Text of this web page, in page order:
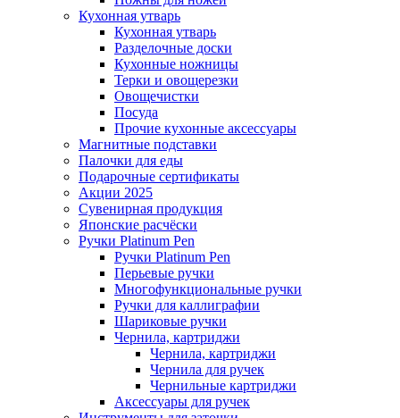
Кухонная утварь
Кухонная утварь
Разделочные доски
Кухонные ножницы
Терки и овощерезки
Овощечистки
Посуда
Прочие кухонные аксессуары
Магнитные подставки
Палочки для еды
Подарочные сертификаты
Акции 2025
Сувенирная продукция
Японские расчёски
Ручки Platinum Pen
Ручки Platinum Pen
Перьевые ручки
Многофункциональные ручки
Ручки для каллиграфии
Шариковые ручки
Чернила, картриджи
Чернила, картриджи
Чернила для ручек
Чернильные картриджи
Аксессуары для ручек